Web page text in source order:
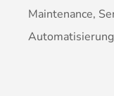
Maintenance,